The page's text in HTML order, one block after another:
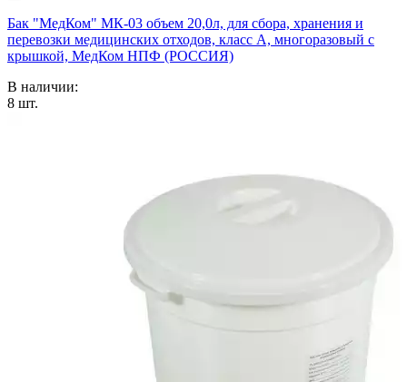
Бак "МедКом" МК-03 объем 20,0л, для сбора, хранения и
перевозки медицинских отходов, класс А, многоразовый с
крышкой, МедКом НПФ (РОССИЯ)
В наличии:
8 шт.